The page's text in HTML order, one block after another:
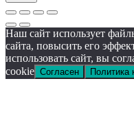
Наш сайт использует
сайта, повысить его
использовать сайт, вы
cookie Согласен Политика